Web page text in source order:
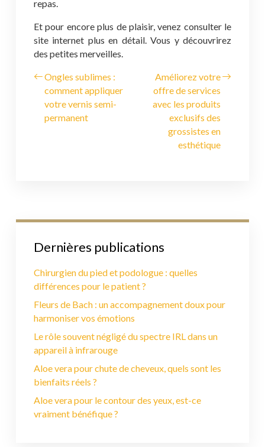
repas.
Et pour encore plus de plaisir, venez consulter le
site internet plus en détail. Vous y découvrirez
des petites merveilles.
Ongles sublimes :
comment appliquer
votre vernis semi-
permanent
Améliorez votre
offre de services
avec les produits
exclusifs des
grossistes en
esthétique
Dernières publications
Chirurgien du pied et podologue : quelles
différences pour le patient ?
Fleurs de Bach : un accompagnement doux pour
harmoniser vos émotions
Le rôle souvent négligé du spectre IRL dans un
appareil à infrarouge
Aloe vera pour chute de cheveux, quels sont les
bienfaits réels ?
Aloe vera pour le contour des yeux, est-ce
vraiment bénéfique ?